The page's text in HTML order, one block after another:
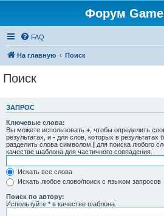
Форум
FAQ
На главную Поиск
Поиск
ЗАПРОС
Ключевые слова:
Вы можете использовать + , чтобы определить
результатах, и - для слов, которых в
разделить слова символом | для поиска любого
качестве шаблона для частичного совпадения.
Искать все слова
Искать любое слово/поиск с языком запросов
Поиск по автору:
Используйте * в качестве шаблона.